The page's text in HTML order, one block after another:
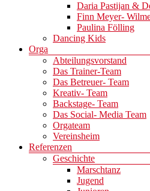
Daria Pastijan &
Finn Meyer-
Paulina Fölling
Dancing Kids
Orga
Abteilungsvorstand
Das Trainer-Team
Das Betreuer- Team
Kreativ- Team
Backstage- Team
Das Social- Media Team
Orgateam
Vereinsheim
Referenzen
Geschichte
Marschtanz
Jugend